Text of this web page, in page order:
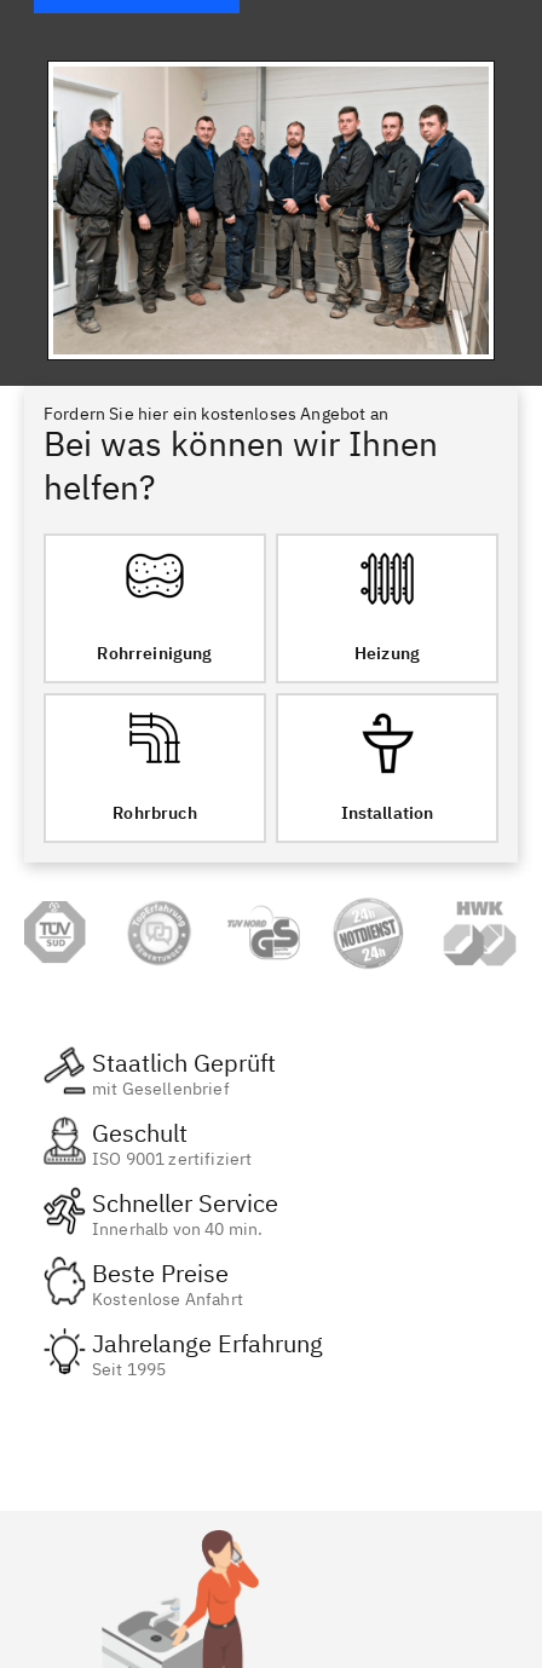
Fordern Sie hier ein kostenloses Angebot an
Bei was können wir Ihnen
helfen?
Rohrreinigung Heizung
Rohrbruch Installation
Staatlich Geprüft
mit Gesellenbrief
Geschult
ISO 9001 zertifiziert
Schneller Service
Innerhalb von 40 min.
Beste Preise
Kostenlose Anfahrt
Jahrelange Erfahrung
Seit 1995